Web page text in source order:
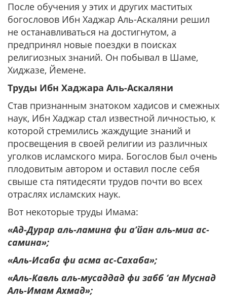
После обучения у этих и других маститых
богословов Ибн Хаджар Аль-Аскаляни решил
не останавливаться на достигнутом, а
предпринял новые поездки в поисках
религиозных знаний. Он побывал в Шаме,
Хиджазе, Йемене.
Труды Ибн Хаджара Аль-Аскаляни
Став признанным знатоком хадисов и смежных
наук, Ибн Хаджар стал известной личностью, к
которой стремились жаждущие знаний и
просвещения в своей религии из различных
уголков исламского мира. Богослов был очень
плодовитым автором и оставил после себя
свыше ста пятидесяти трудов почти во всех
отраслях исламских наук.
Вот некоторые труды Имама:
«Ад-Дурар аль-ламина фи а’йан аль-миа ас-
самина»;
«Аль-Исаба фи асма ас-Сахаба»;
«Аль-Кавль аль-мусаддад фи забб ‘ан Муснад
Аль-Имам Ахмад»;